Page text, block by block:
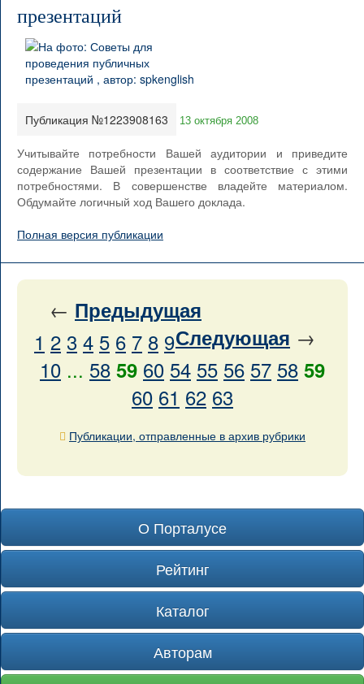
презентаций
Публикация №1223908163 13 октября 2008
Учитывайте потребности Вашей аудитории и приведите
содержание Вашей презентации в соответствие с этими
потребностями. В совершенстве владейте материалом.
Обдумайте логичный ход Вашего доклада.
Полная версия публикации
← Предыдущая
Следующая →
1 2 3 4 5 6 7 8 9
10 ... 58 59 60 54 55 56 57 58 59
60 61 62 63
Публикации, отправленные в архив рубрики
О Порталусе
Рейтинг
Каталог
Авторам